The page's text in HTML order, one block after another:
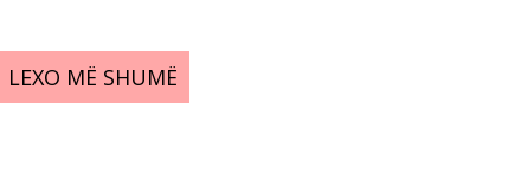
LEXO MË SHUMË